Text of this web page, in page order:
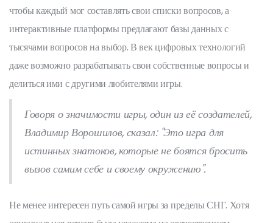
чтобы каждый мог составлять свои списки вопросов, а
интерактивные платформы предлагают базы данных с
тысячами вопросов на выбор. В век цифровых технологий
даже возможно разрабатывать свои собственные вопросы и
делиться ими с другими любителями игры.
Говоря о значимости игры, один из её создателей,
Владимир Ворошилов, сказал: "Это игра для
истинных знатоков, которые не боятся бросить
вызов самим себе и своему окружению".
Не менее интересен путь самой игры за пределы СНГ. Хотя